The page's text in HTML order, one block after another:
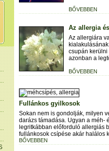
BŐVEBBEN
Az allergia
Az allergiára
csupán kerülni
azonban a
BŐVEBBEN
Fullánkos gyilkosok
Sokan nem is gondolják, milyen
darázs támadása. Ugyan a méh-
legritkábban előforduló allergiás
fullánkosok csípése akár halálos
BŐVEBBEN